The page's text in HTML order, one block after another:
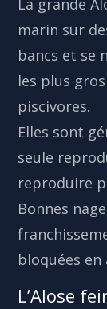
La grande
marin sur
bancs et se
les plus
piscivores.
Elles sont
seule
reproduire
Bonnes
bloquées en
L’Alose